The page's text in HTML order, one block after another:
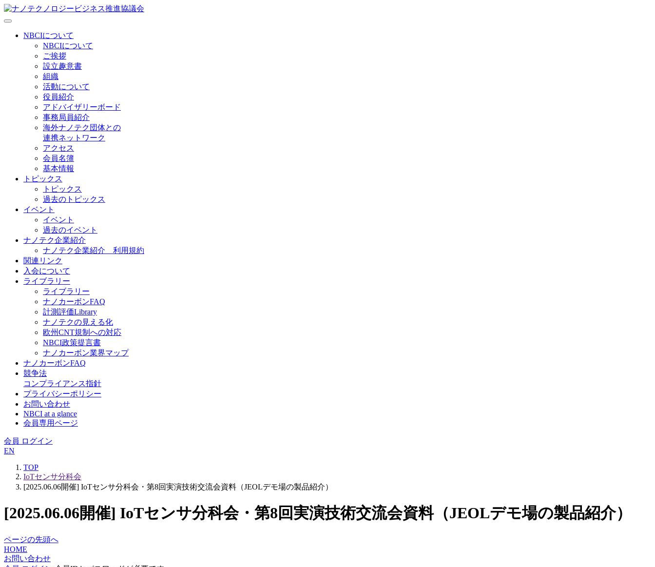
NBCIについて
NBCIについて
ご挨拶
設立趣意書
組織
活動について
役員紹介
アドバイザリーボード
事務局員紹介
海外ナノテク団体との
連携ネットワーク
アクセス
会員名簿
基本情報
トピックス
トピックス
過去のトピックス
イベント
イベント
過去のイベント
ナノテク企業紹介
ナノテク企業紹介 利用規約
関連リンク
入会について
ライブラリー
ライブラリー
ナノカーボンFAQ
計測評価Library
ナノテクの見える化
欧州CNT規制への対応
NBCI政策提言書
ナノカーボン業界マップ
ナノカーボンFAQ
競争法
コンプライアンス指針
プライバシーポリシー
お問い合わせ
NBCI at a glance
会員専用ページ
会員 ログイン
EN
TOP
IoTセンサ分科会
[2025.06.06開催] IoTセンサ分科会・第8回実演技術交流会資料（JEOLデモ場の製品紹介）
[2025.06.06開催] IoTセンサ分科会・第8回実演技術交流会資料（JEOLデモ場の製品紹介）
ページの先頭へ
HOME
お問い合わせ